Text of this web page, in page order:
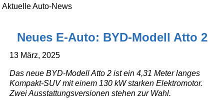
Aktuelle Auto-News
Neues E-Auto: BYD-Modell Atto 2
13 März, 2025
Das neue BYD-Modell Atto 2 ist ein 4,31 Meter langes
Kompakt-SUV mit einem 130 kW starken Elektromotor.
Zwei Ausstattungsversionen stehen zur Wahl.